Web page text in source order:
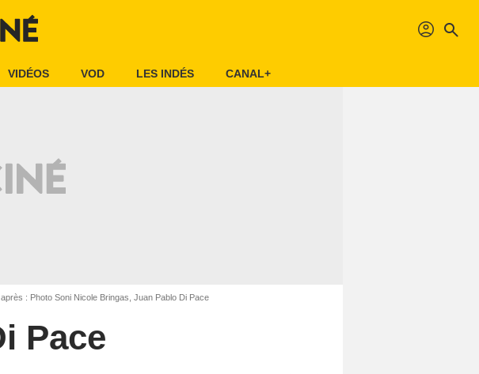
profil search
VIDÉOS VOD LES INDÉS CANAL+
: Photo Soni Nicole Bringas, Juan Pablo Di Pace
Pace